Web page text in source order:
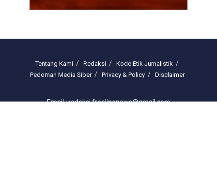
Tentang Kami Redaksi
Kode Etik Jurnalistik
Pedoman Media Siber
Privacy & Policy Disclaimer
Email : redaksi.freelinenews@gmail.com